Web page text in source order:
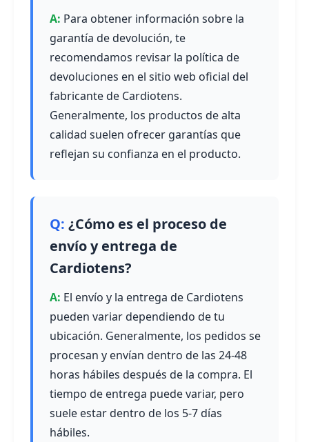
Para obtener información sobre la
garantía de devolución, te
recomendamos revisar la política de
devoluciones en el sitio web oficial del
fabricante de Cardiotens.
Generalmente, los productos de alta
calidad suelen ofrecer garantías que
reflejan su confianza en el producto.
¿Cómo es el proceso de
envío y entrega de
Cardiotens?
El envío y la entrega de Cardiotens
pueden variar dependiendo de tu
ubicación. Generalmente, los pedidos se
procesan y envían dentro de las 24-48
horas hábiles después de la compra. El
tiempo de entrega puede variar, pero
suele estar dentro de los 5-7 días
hábiles.